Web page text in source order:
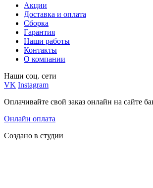
Акции
Доставка и оплата
Сборка
Гарантия
Наши работы
Контакты
О компании
Наши соц. сети
VK Instagram
Оплачивайте свой заказ онлайн на сайте
Онлайн оплата
Создано в студии